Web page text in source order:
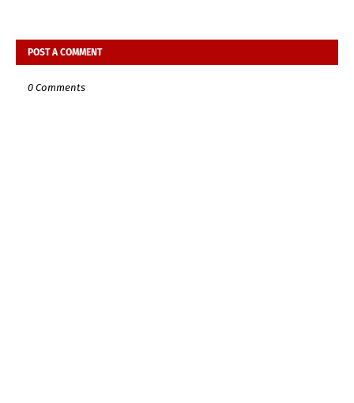
POST A COMMENT
0 Comments